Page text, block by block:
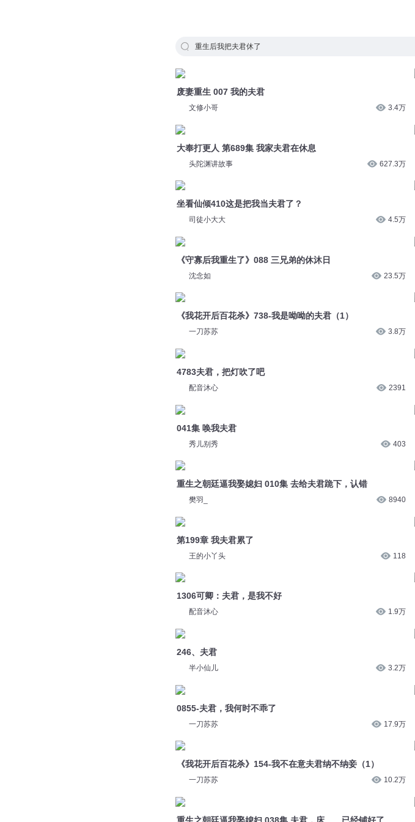
重生后我把夫君休了
废妻重生 007 我的夫君
文修小哥 3.4万
大奉打更人 第689集 我家夫君在休息
头陀渊讲故事 627.3万
坐看仙倾410这是把我当夫君了？
司徒小大大 4.5万
《守寡后我重生了》088 三兄弟的休沐日
沈念如 23.5万
《我花开后百花杀》738-我是呦呦的夫君（1）
一刀苏苏 3.8万
4783夫君，把灯吹了吧
配音沐心 2391
041集 唤我夫君
秀儿别秀 403
重生之朝廷逼我娶媳妇 010集 去给夫君跪下，认错
樊羽_ 8940
第199章 我夫君累了
王的小丫头 118
1306可卿：夫君，是我不好
配音沐心 1.9万
246、夫君
半小仙儿 3.2万
0855-夫君，我何时不乖了
一刀苏苏 17.9万
《我花开后百花杀》154-我不在意夫君纳不纳妾（1）
一刀苏苏 10.2万
重生之朝廷逼我娶媳妇 038集 夫君，床……已经铺好了